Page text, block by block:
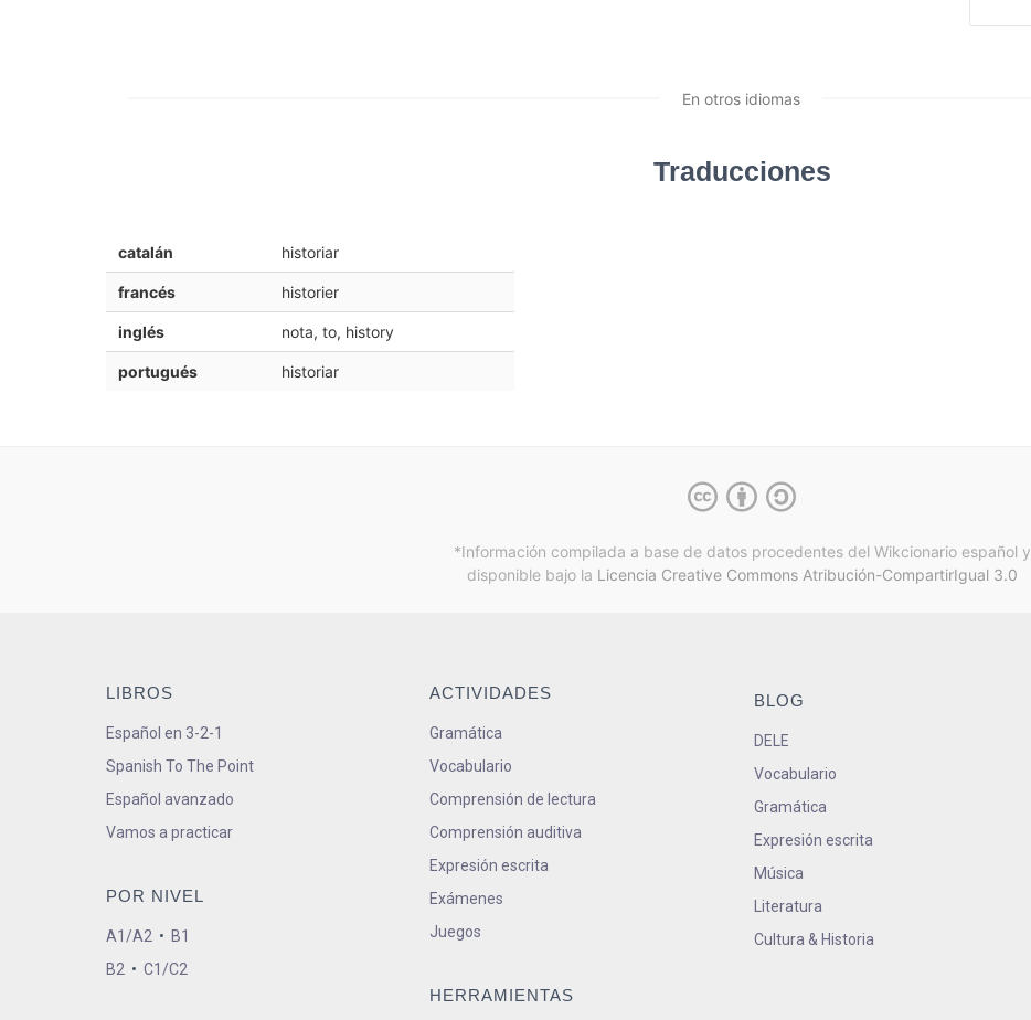
En otros idiomas
Traducciones
catalán historiar
francés historier
inglés nota, to, history
portugués historiar
*Información compilada a base de datos procedentes del Wikcionario español y
disponible bajo la Licencia Creative Commons Atribución-CompartirIgual 3.0
LIBROS
Español en 3-2-1
Spanish To The Point
Español avanzado
Vamos a practicar
POR NIVEL
A1/A2 • B1
B2 • C1/C2
ACTIVIDADES
Gramática
Vocabulario
Comprensión de lectura
Comprensión auditiva
Expresión escrita
Exámenes
Juegos
HERRAMIENTAS
BLOG
DELE
Vocabulario
Gramática
Expresión escrita
Música
Literatura
Cultura & Historia